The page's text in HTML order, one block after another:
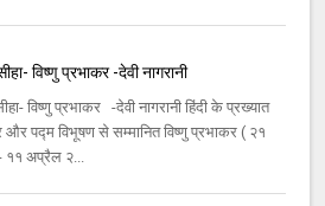
विष्णु प्रभाकर -देवी नागरानी
विष्णु प्रभाकर -देवी नागरानी हिंदी के प्रख्यात
और पद्म विभूषण से सम्मानित विष्णु प्रभाकर ( २१
११ अप्रैल २...